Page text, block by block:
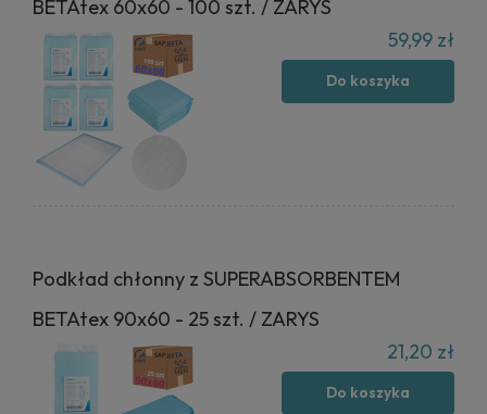
BETAtex 60x60 - 100 szt. / ZARYS
59,99 zł
Do koszyka
Podkład chłonny z SUPERABSORBENTEM
BETAtex 90x60 - 25 szt. / ZARYS
21,20 zł
Do koszyka